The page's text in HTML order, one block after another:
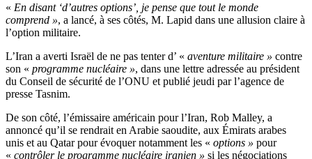
« En disant ‘d’autres options’, je pense que tout le monde
comprend », a lancé, à ses côtés, M. Lapid dans une allusion claire à
l’option militaire.
L’Iran a averti Israël de ne pas tenter d’ « aventure militaire » contre
son « programme nucléaire », dans une lettre adressée au président
du Conseil de sécurité de l’ONU et publié jeudi par l’agence de
presse Tasnim.
De son côté, l’émissaire américain pour l’Iran, Rob Malley, a
annoncé qu’il se rendrait en Arabie saoudite, aux Émirats arabes
unis et au Qatar pour évoquer notamment les « options » pour
« contrôler le programme nucléaire iranien » si les négociations